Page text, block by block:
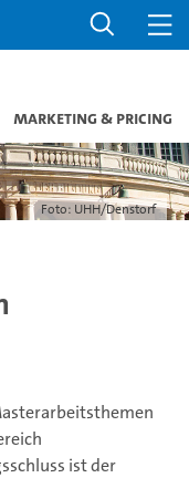
Marketing & Pricing
Foto: UHH/Denstorf
ist der